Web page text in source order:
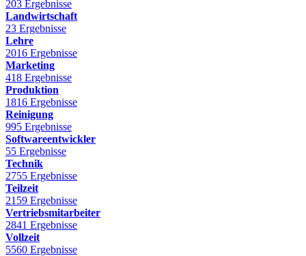
203 Ergebnisse
Landwirtschaft
23 Ergebnisse
Lehre
2016 Ergebnisse
Marketing
418 Ergebnisse
Produktion
1816 Ergebnisse
Reinigung
995 Ergebnisse
Softwareentwickler
55 Ergebnisse
Technik
2755 Ergebnisse
Teilzeit
2159 Ergebnisse
Vertriebsmitarbeiter
2841 Ergebnisse
Vollzeit
5560 Ergebnisse